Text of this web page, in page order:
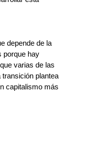
depende de la
porque hay
varias de las
plantea
capitalismo más